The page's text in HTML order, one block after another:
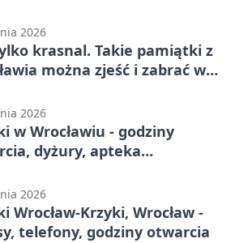
2026
krasnal. Takie pamiątki z
można zjeść i zabrać w
2026
w Wrocławiu - godziny
dyżury, apteka
2026
Wrocław-Krzyki, Wrocław -
telefony, godziny otwarcia